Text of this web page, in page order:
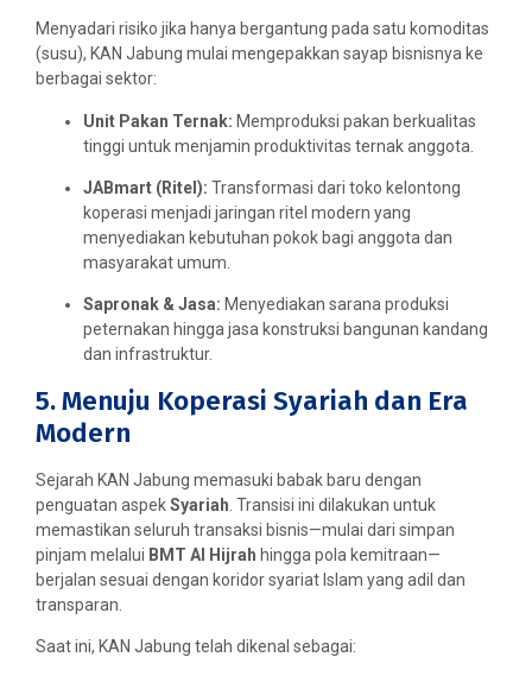
Menyadari risiko jika hanya bergantung pada satu komoditas
(susu), KAN Jabung mulai mengepakkan sayap bisnisnya ke
berbagai sektor:
Unit Pakan Ternak: Memproduksi pakan berkualitas
tinggi untuk menjamin produktivitas ternak anggota.
JABmart (Ritel): Transformasi dari toko kelontong
koperasi menjadi jaringan ritel modern yang
menyediakan kebutuhan pokok bagi anggota dan
masyarakat umum.
Sapronak & Jasa: Menyediakan sarana produksi
peternakan hingga jasa konstruksi bangunan kandang
dan infrastruktur.
5. Menuju Koperasi Syariah dan Era
Modern
Sejarah KAN Jabung memasuki babak baru dengan
penguatan aspekSyariah . Transisi ini dilakukan untuk
memastikan seluruh transaksi bisnis—mulai dari simpan
pinjam melalui BMT Al Hijrah hingga pola kemitraan—
berjalan sesuai dengan koridor syariat Islam yang adil dan
transparan.
Saat ini, KAN Jabung telah dikenal sebagai: